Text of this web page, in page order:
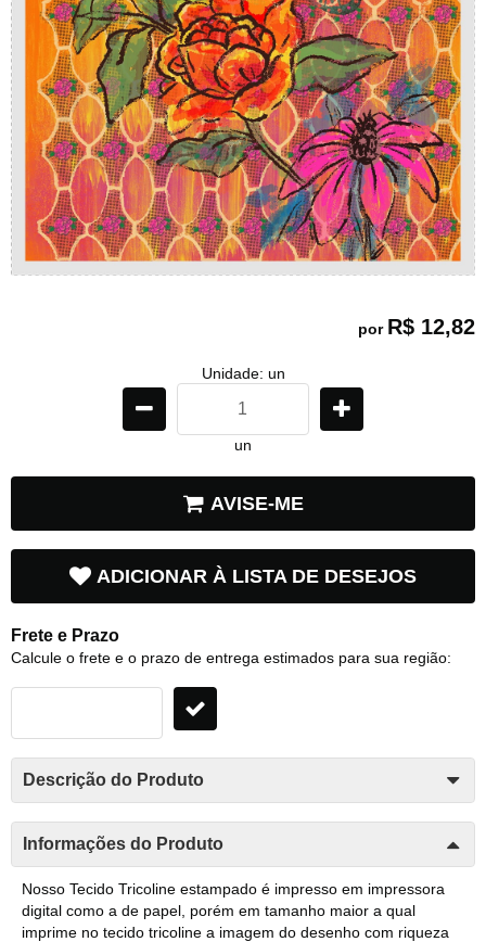
por R$ 12,82
Unidade: un
un
AVISE-ME
ADICIONAR À LISTA DE DESEJOS
Frete e Prazo
Calcule o frete e o prazo de entrega estimados para sua região:
Descrição do Produto
Informações do Produto
Nosso Tecido Tricoline estampado é impresso em impressora
digital como a de papel, porém em tamanho maior a qual
imprime no tecido tricoline a imagem do desenho com riqueza